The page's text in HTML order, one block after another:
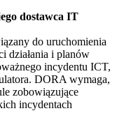
dostawca IT
do uruchomienia
działania i planów
incydentu ICT,
DORA wymaga,
zobowiązujące
incydentach